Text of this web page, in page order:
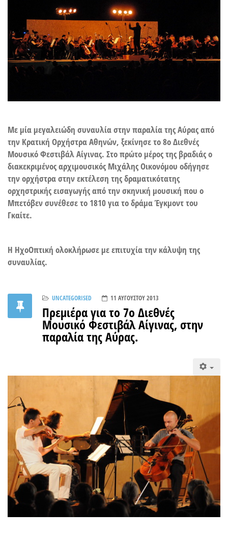
Με μία μεγαλειώδη συναυλία στην παραλία της Αύρας από
την Κρατική Ορχήστρα Αθηνών, ξεκίνησε το 8ο Διεθνές
Μουσικό Φεστιβάλ Αίγινας. Στο πρώτο μέρος της βραδιάς ο
διακεκριμένος αρχιμουσικός Μιχάλης Οικονόμου οδήγησε
την ορχήστρα στην εκτέλεση της δραματικότατης
ορχηστρικής εισαγωγής από την σκηνική μουσική που ο
Μπετόβεν συνέθεσε το 1810 για το δράμα Έγκμοντ του
Γκαίτε.
Η ΗχοΟπτική ολοκλήρωσε με επιτυχία την κάλυψη της
συναυλίας.
UNCATEGORISED 11 ΑΥΓΟΎΣΤΟΥ 2013
Πρεμιέρα για το 7ο Διεθνές
Μουσικό Φεστιβάλ Αίγινας, στην
παραλία της Αύρας.